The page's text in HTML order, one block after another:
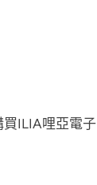
買ILIA哩亞電子